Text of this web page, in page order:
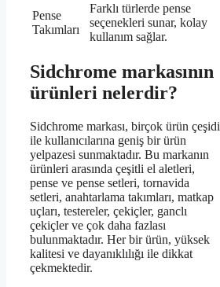
Pense
Takımları
Farklı türlerde pense
seçenekleri sunar, kolay
kullanım sağlar.
Sidchrome markasının
ürünleri nelerdir?
Sidchrome markası, birçok ürün çeşidi
ile kullanıcılarına geniş bir ürün
yelpazesi sunmaktadır. Bu markanın
ürünleri arasında çeşitli el aletleri,
pense ve pense setleri, tornavida
setleri, anahtarlama takımları, matkap
uçları, testereler, çekiçler, ganclı
çekiçler ve çok daha fazlası
bulunmaktadır. Her bir ürün, yüksek
kalitesi ve dayanıklılığı ile dikkat
çekmektedir.